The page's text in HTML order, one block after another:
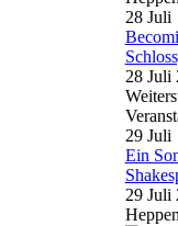
28 Juli
28 Juli
29 Juli
Ein
29 Juli